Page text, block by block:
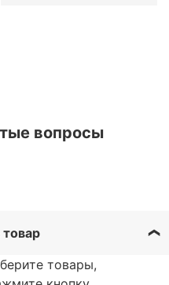
вопросы
товар
товары,